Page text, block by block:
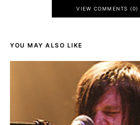
VIEW COMMENTS (0)
YOU MAY ALSO LIKE